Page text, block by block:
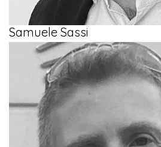
Samuele Sassi